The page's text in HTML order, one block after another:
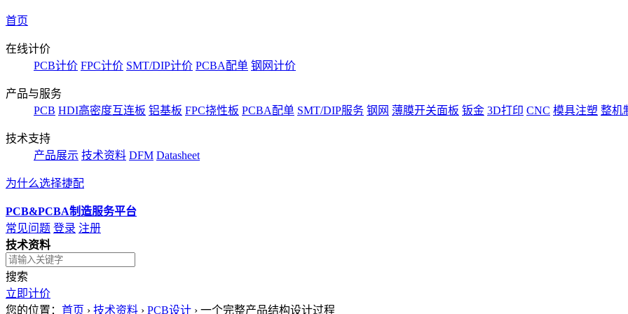
首页
在线计价
PCB计价 FPC计价 SMT/DIP计价 PCBA配单 钢网计价
产品与服务
PCB HDI高密度互连板 铝基板 FPC挠性板 PCBA配单 SMT/DIP服务 钢网 薄膜开关面板 钣金 3D打印 CNC 模具注塑 整机
技术支持
产品展示 技术资料 DFM Datasheet
为什么选择捷配
PCB&PCBA制造服务平台
常见问题 登录 注册
技术资料
搜索
立即计价
您的位置： 首页 › 技术资料 › PCB设计 › 一个完整产品结构设计过程